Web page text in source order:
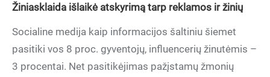
Žiniasklaida išlaikė atskyrimą tarp reklamos ir žinių
Socialine medija kaip informacijos šaltiniu šiemet
pasitiki vos 8 proc. gyventojų, influencerių žinutėmis –
3 procentai. Net pasitikėjimas pažįstamų žmonių